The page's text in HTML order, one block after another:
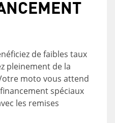
de faibles taux
pleinement de la
moto vous attend
spéciaux
les remises
d'un
pourriez
sur votre taux
Yamaha si
neuf et jamais
auprès de votre
et sur les